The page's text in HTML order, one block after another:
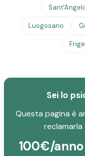
Luogosano
Sei lo
Questa pagina è
100€/anno